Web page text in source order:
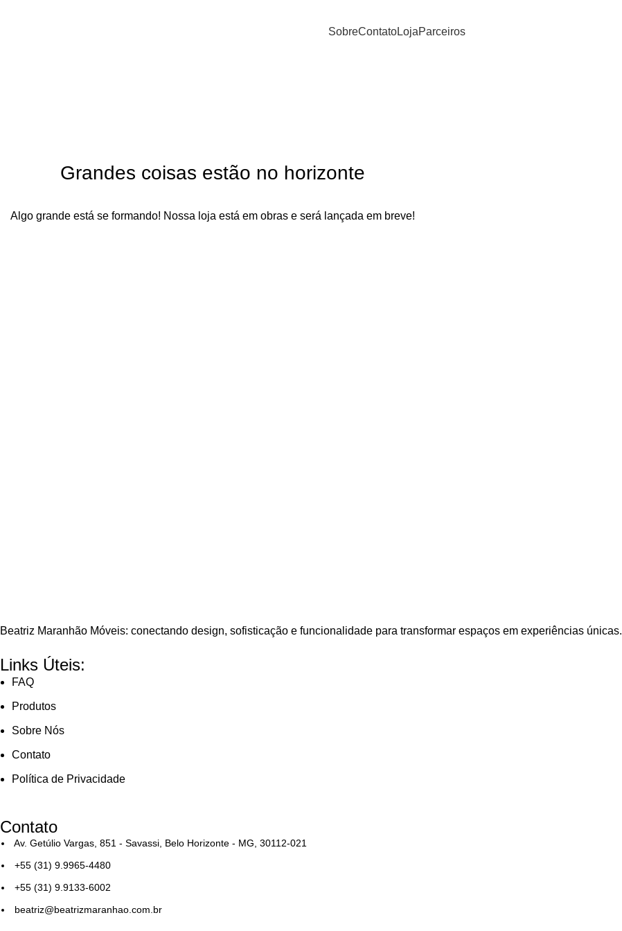
SobreContatoLojaParceiros
Grandes coisas estão no horizonte
Algo grande está se formando! Nossa loja está em obras e será lançada em breve!
Beatriz Maranhão Móveis: conectando design, sofisticação e funcionalidade para transformar espaços em experiências únicas.
Links Úteis:
FAQ
Produtos
Sobre Nós
Contato
Política de Privacidade
Contato
Av. Getúlio Vargas, 851 - Savassi, Belo Horizonte - MG, 30112-021
+55 (31) 9.9965-4480
+55 (31) 9.9133-6002
beatriz@beatrizmaranhao.com.br